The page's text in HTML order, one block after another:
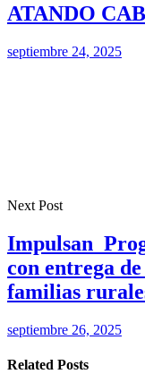
ATANDO
septiembre 24, 2025
Next Post
Impulsan
con entrega
familias
septiembre 26, 2025
Related Posts